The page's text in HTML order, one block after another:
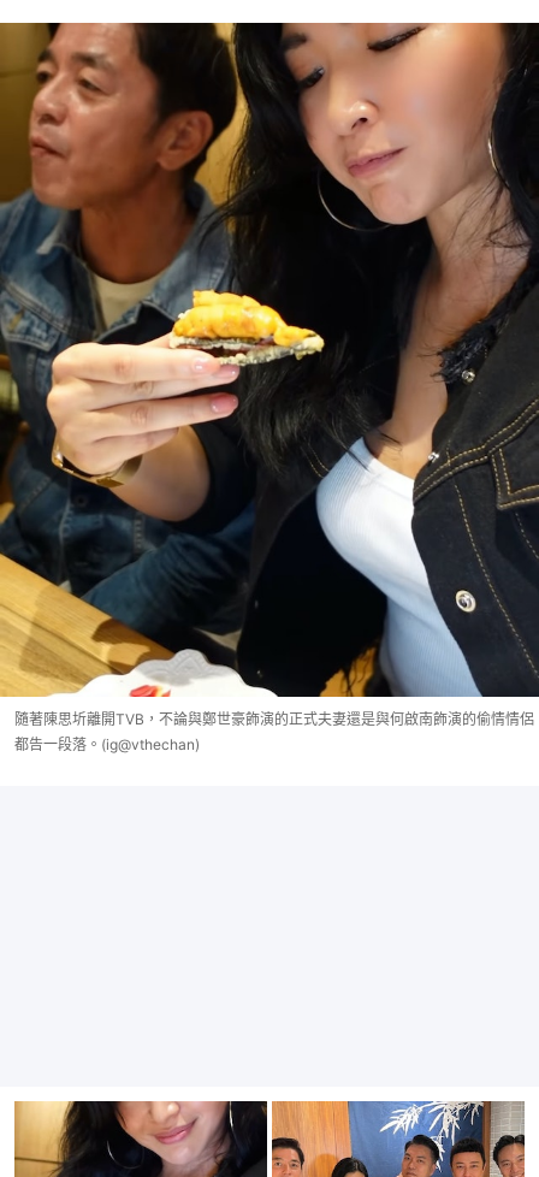
隨著陳思圻離開TVB，不論與鄭世豪飾演的正式夫妻還是與何啟南飾演的偷情情侶
都告一段落。(ig@vthechan)